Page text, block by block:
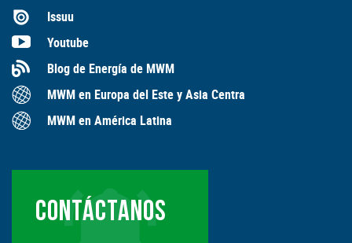
Issuu
Youtube
Blog de Energía de MWM
MWM en Europa del Este y Asia Centra
MWM en América Latina
CONTÁCTANOS